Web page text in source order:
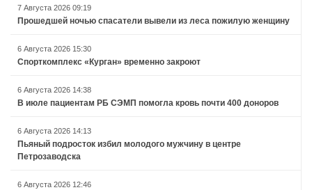
7 Августа 2026 09:19
Прошедшей ночью спасатели вывели из леса пожилую женщину
6 Августа 2026 15:30
Спорткомплекс «Курган» временно закроют
6 Августа 2026 14:38
В июле пациентам РБ СЭМП помогла кровь почти 400 доноров
6 Августа 2026 14:13
Пьяный подросток избил молодого мужчину в центре
Петрозаводска
6 Августа 2026 12:46